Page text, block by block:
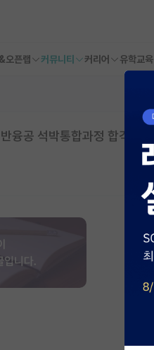
오픈랩 커뮤니티 커리어 유학교육
융공 석박통합과정 합격